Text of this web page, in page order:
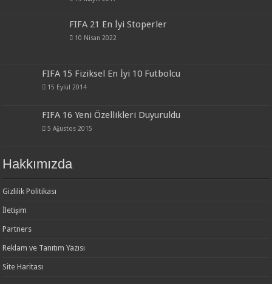
FIFA 21 En İyi Stoperler
10 Nisan 2022
FIFA 15 Fiziksel En İyi 10 Futbolcu
15 Eylül 2014
FIFA 16 Yeni Özellikleri Duyuruldu
5 Ağustos 2015
Hakkımızda
Gizlilik Politikası
İletişim
Partners
Reklam ve Tanıtım Yazısı
Site Haritası